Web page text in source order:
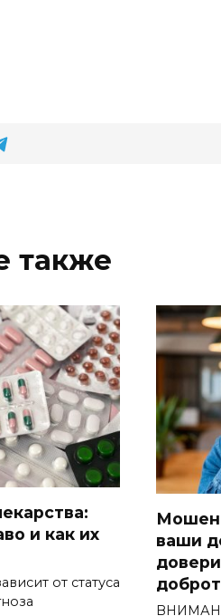
также
и как их
от статуса
ваши